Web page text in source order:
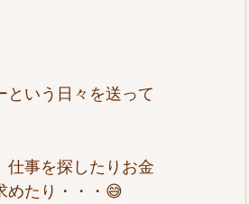
いう日々を送って
仕事を探したりお金
めたり・・・😅